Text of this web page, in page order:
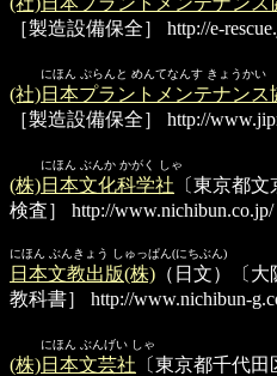
［製造設備保全］
http://e-
にほん ぷらんと めんてなんす きょうかい
(社)日本プラントメンテナンス
［製造設備保全］
http://
にほん ぶんか かがく しゃ
(株)日本文化科学社 〔東京都
検査］
http://www.nichibun.co.jp/
にほん ぶんきょう しゅっぱん(にちぶん)
日本文教出版(株) （日文）〔
教科書］
http://www.nichibun-
にほん ぶんげい しゃ
(株)日本文芸社 〔東京都千代田